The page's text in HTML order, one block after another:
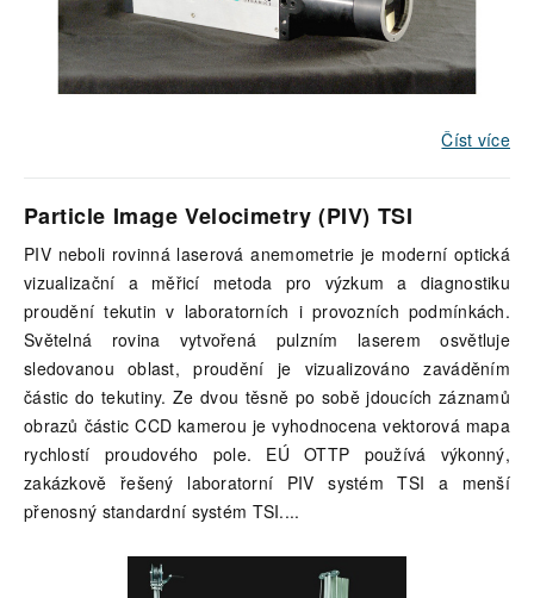
Číst více
Particle Image Velocimetry (PIV) TSI
PIV neboli rovinná laserová anemometrie je moderní optická
vizualizační a měřicí metoda pro výzkum a diagnostiku
proudění tekutin v laboratorních i provozních podmínkách.
Světelná rovina vytvořená pulzním laserem osvětluje
sledovanou oblast, proudění je vizualizováno zaváděním
částic do tekutiny. Ze dvou těsně po sobě jdoucích záznamů
obrazů částic CCD kamerou je vyhodnocena vektorová mapa
rychlostí proudového pole. EÚ OTTP používá výkonný,
zakázkově řešený laboratorní PIV systém TSI a menší
přenosný standardní systém TSI....